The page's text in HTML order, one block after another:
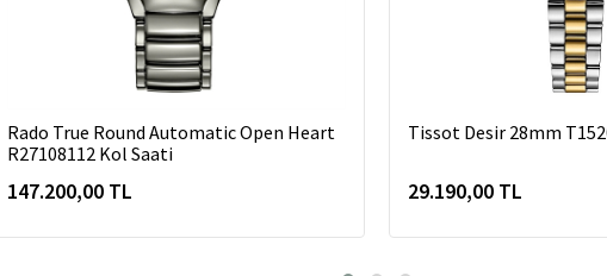
Rado True Round Automatic Open Heart
R27108112 Kol Saati
147.200,00 TL
Tissot Desir 28mm
29.190,00 TL